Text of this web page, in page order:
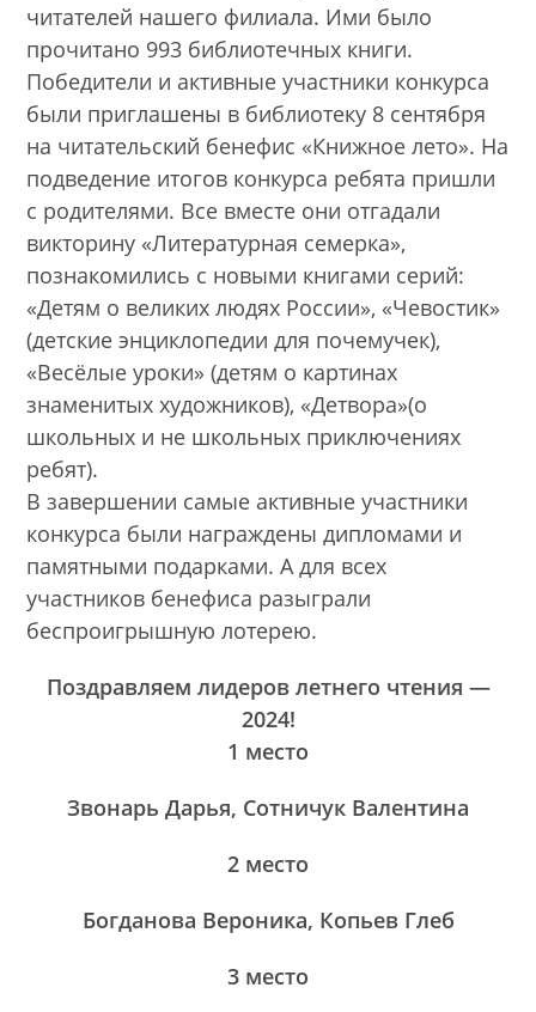
читателей нашего филиала. Ими было
прочитано 993 библиотечных книги.
Победители и активные участники конкурса
были приглашены в библиотеку 8 сентября
на читательский бенефис «Книжное лето». На
подведение итогов конкурса ребята пришли
с родителями. Все вместе они отгадали
викторину «Литературная семерка»,
познакомились с новыми книгами серий:
«Детям о великих людях России», «Чевостик»
(детские энциклопедии для почемучек),
«Весёлые уроки» (детям о картинах
знаменитых художников), «Детвора»(о
школьных и не школьных приключениях
ребят).
В завершении самые активные участники
конкурса были награждены дипломами и
памятными подарками. А для всех
участников бенефиса разыграли
беспроигрышную лотерею.
Поздравляем лидеров летнего чтения —
2024!
1 место
Звонарь Дарья, Сотничук Валентина
2 место
Богданова Вероника, Копьев Глеб
3 место